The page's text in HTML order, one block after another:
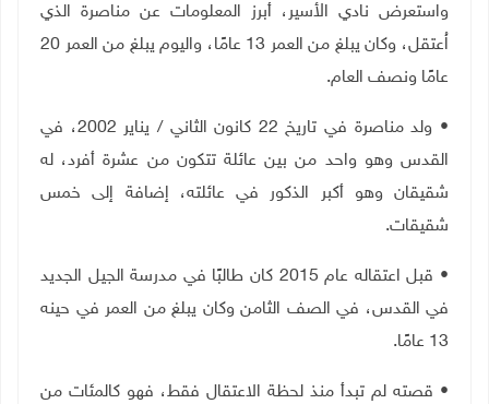
واستعرض نادي الأسير، أبرز المعلومات عن مناصرة الذي
اُعتقل، وكان يبلغ من العمر 13 عامًا، واليوم يبلغ من العمر 20
عامًا ونصف العام.
• ولد مناصرة في تاريخ 22 كانون الثاني / يناير 2002، في
القدس وهو واحد من بين عائلة تتكون من عشرة أفرد، له
شقيقان وهو أكبر الذكور في عائلته، إضافة إلى خمس
شقيقات.
• قبل اعتقاله عام 2015 كان طالبًا في مدرسة الجيل الجديد
في القدس، في الصف الثامن وكان يبلغ من العمر في حينه
13 عامًا.
• قصته لم تبدأ منذ لحظة الاعتقال فقط، فهو كالمئات من